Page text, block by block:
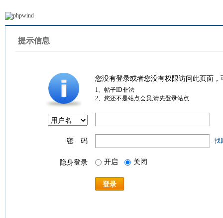
提示信息
您没有登录或者您没有权限访问此页面
1、帖子ID非法
2、您还不是站点会员,请先登录站点
密 码 找
隐身登录 开启 关闭
登录